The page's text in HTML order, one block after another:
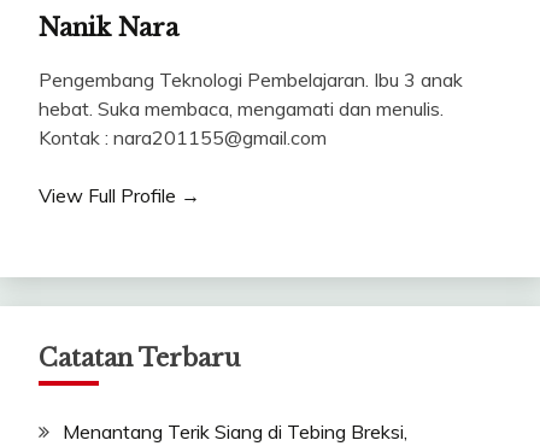
Nanik Nara
Pengembang Teknologi Pembelajaran. Ibu 3 anak
hebat. Suka membaca, mengamati dan menulis.
Kontak : nara201155@gmail.com
View Full Profile →
Catatan Terbaru
Menantang Terik Siang di Tebing Breksi,